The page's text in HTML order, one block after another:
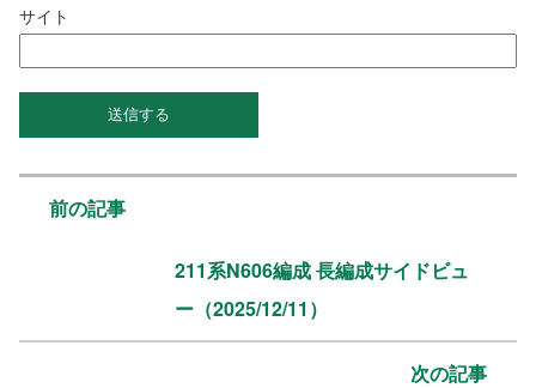
サイト
前の記事
211系N606編成 長編成サイドビュ
ー（2025/12/11）
次の記事